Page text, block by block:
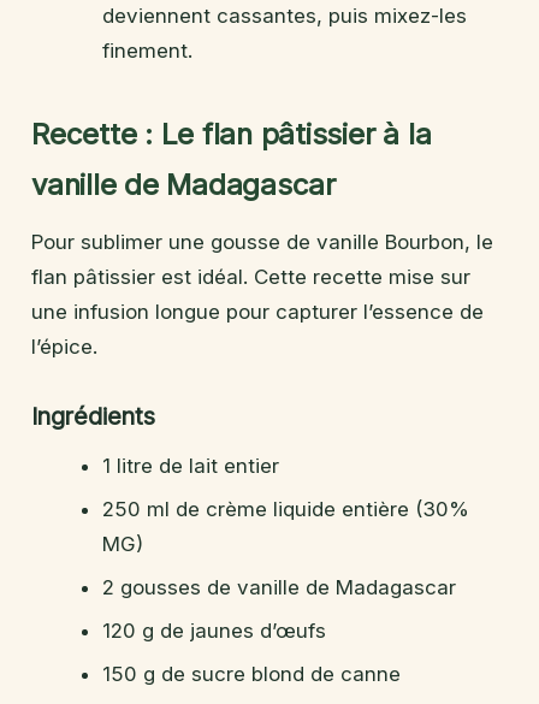
deviennent cassantes, puis mixez-les
finement.
Recette : Le flan pâtissier à la
vanille de Madagascar
Pour sublimer une gousse de vanille Bourbon, le
flan pâtissier est idéal. Cette recette mise sur
une infusion longue pour capturer l’essence de
l’épice.
Ingrédients
1 litre de lait entier
250 ml de crème liquide entière (30%
MG)
2 gousses de vanille de Madagascar
120 g de jaunes d’œufs
150 g de sucre blond de canne